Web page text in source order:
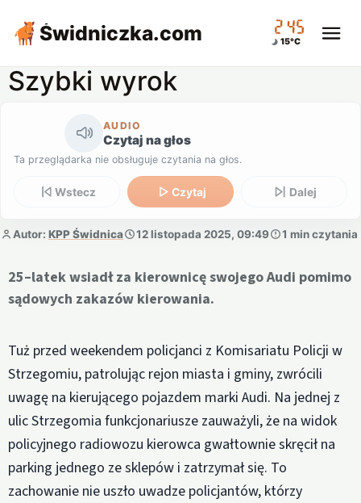
Świdniczka.com 02:45
15°C
Szybki wyrok
AUDIO
Czytaj na głos
Ta przeglądarka nie obsługuje czytania na głos.
Wstecz Czytaj Dalej
Autor: KPP Świdnica 12 listopada 2025, 09:49 1 min czytania
25–latek wsiadł za kierownicę swojego Audi pomimo
sądowych zakazów kierowania.
Tuż przed weekendem policjanci z Komisariatu Policji w
Strzegomiu, patrolując rejon miasta i gminy, zwrócili
uwagę na kierującego pojazdem marki Audi. Na jednej z
ulic Strzegomia funkcjonariusze zauważyli, że na widok
policyjnego radiowozu kierowca gwałtownie skręcił na
parking jednego ze sklepów i zatrzymał się. To
zachowanie nie uszło uwadze policjantów, którzy